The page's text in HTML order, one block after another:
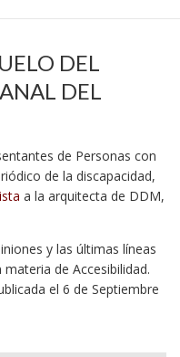
DEL
DEL
de Personas con
de la discapacidad,
a la arquitecta de DDM,
y las últimas líneas
de Accesibilidad.
el 6 de Septiembre